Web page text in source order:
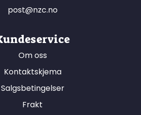
post@nzc.no
Om oss
Kontaktskjema
Salgsbetingelser
Frakt